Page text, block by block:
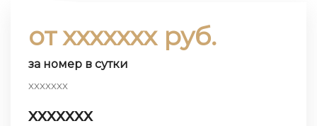
от ххххххх руб.
за номер в сутки
ххххххх
ххххххх